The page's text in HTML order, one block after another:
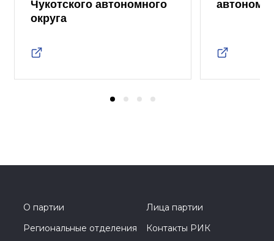
Чукотского автономного
округа
О партии
Лица партии
Региональные отделения
Контакты РИК